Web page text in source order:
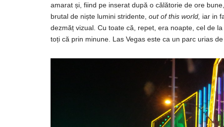
amarat și fiind pe inserat după o călătorie de ore
brutal de niște lumini stridente outof this world, iar in
dezmăț vizual. Cu toate că , repet, era noapte, cel de
toți că prin minune. Las Vegas este ca un parc urias